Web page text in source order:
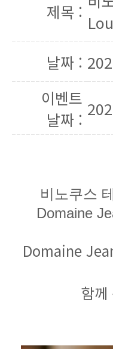
제목 :
날짜 :
이벤트
날짜 :
비노쿠스
Domaine
함께